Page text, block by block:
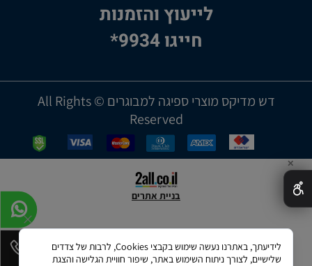
לייעוץ והזמנות
חייגו 9934*
דש מדיקס מוצרי ספיגה למבוגרים © All Rights
Reserved
בניית אתרים
✕
לידיעתך, באתרנו נעשה שימוש בקבצי Cookies, לרבות של צדדים
שלישיים, לצורך ניתוח השימוש באתר, שיפור חוויית הגלישה והצגת